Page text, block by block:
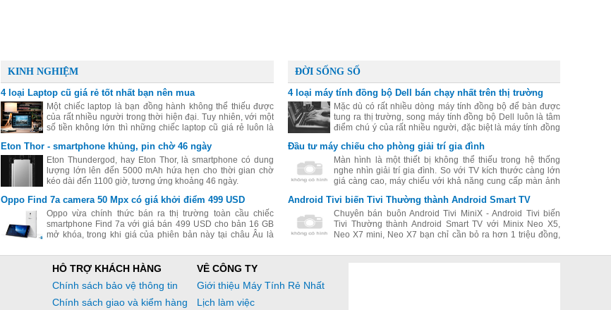
KINH NGHIỆM
4 loại Laptop cũ giá rẻ tốt nhất bạn nên mua
Một chiếc laptop là bạn đồng hành không thể thiếu được
của rất nhiều người trong thời hiện đại. Tuy nhiên, với một
số tiền không lớn thì những chiếc laptop cũ giá rẻ luôn là
Eton Thor - smartphone khủng, pin chờ 46 ngày
Eton Thundergod, hay Eton Thor, là smartphone có dung
lượng lớn lên đến 5000 mAh hứa hẹn cho thời gian chờ
kéo dài đến 1100 giờ, tương ứng khoảng 46 ngày.
Oppo Find 7a camera 50 Mpx có giá khởi điểm 499 USD
Oppo vừa chính thức bán ra thị trường toàn cầu chiếc
smartphone Find 7a với giá bán 499 USD cho bản 16 GB
mở khóa, trong khi giá của phiên bản này tại châu Âu là
ĐỜI SỐNG SỐ
4 loại máy tính đồng bộ Dell bán chạy nhất trên thị trường
Mặc dù có rất nhiều dòng máy tính đồng bộ để bàn được
tung ra thị trường, song máy tính đồng bộ Dell luôn là tâm
điểm chú ý của rất nhiều người, đặc biệt là máy tính đồng
một số máy đồng bộ Dell được yêu thích nhất hiện nay.
Đầu tư máy chiếu cho phòng giải trí gia đình
Màn hình là một thiết bị không thể thiếu trong hệ thống
nghe nhìn giải trí gia đình. So với TV kích thước càng lớn
giá càng cao, máy chiếu với khả năng cung cấp màn ảnh
Android Tivi biến Tivi Thường thành Android Smart TV
Chuyên bán buôn Android Tivi MiniX - Android Tivi biến
Tivi Thường thành Android Smart TV với Minix Neo X5,
Neo X7 mini, Neo X7 bạn chỉ cần bỏ ra hơn 1 triệu đồng,
nhất hiện nay.
HỖ TRỢ KHÁCH HÀNG
Chính sách bảo vệ thông tin
Chính sách giao và kiểm hàng
VỀ CÔNG TY
Giới thiệu Máy Tính Rẻ Nhất
Lịch làm việc